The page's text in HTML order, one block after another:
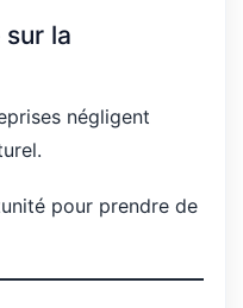
la
négligent
pour prendre de